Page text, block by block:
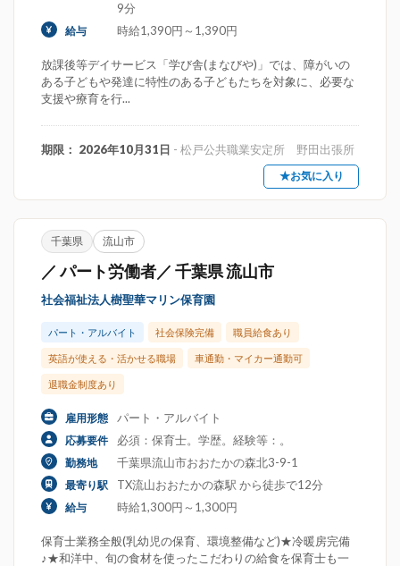
9分
給与 時給1,390円～1,390円
放課後等デイサービス「学び舎(まなびや)」では、障がいの
ある子どもや発達に特性のある子どもたちを対象に、必要な
支援や療育を行...
期限： 2026年10月31日 - 松戸公共職業安定所 野田出張所
★お気に入り
千葉県 流山市
／ パート労働者／ 千葉県 流山市
社会福祉法人樹聖華マリン保育園
パート・アルバイト 社会保険完備 職員給食あり
英語が使える・活かせる職場 車通勤・マイカー通勤可
退職金制度あり
雇用形態 パート・アルバイト
応募要件 必須：保育士。学歴。経験等：。
勤務地 千葉県流山市おおたかの森北3-9-1
最寄り駅 TX流山おおたかの森駅 から徒歩で12分
給与 時給1,300円～1,300円
保育士業務全般(乳幼児の保育、環境整備など)★冷暖房完備
♪★和洋中、旬の食材を使ったこだわりの給食を保育士も一